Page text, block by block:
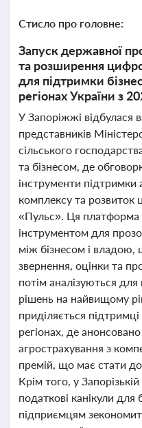
Стисло про головне:
Запуск державної
та розширення
для підтримки
регіонах України з
У Запоріжжі відбулася
представників
сільського
та бізнесом, де
інструменти
комплексу та розвиток
«Пульс». Ця платформа
інструментом для
між бізнесом і владою,
звернення, оцінки та
потім аналізуються
рішень на найвищому
приділяється
регіонах, де
агрострахування з
премій, що має стати
Крім того, у
податкові канікули
підприємцям